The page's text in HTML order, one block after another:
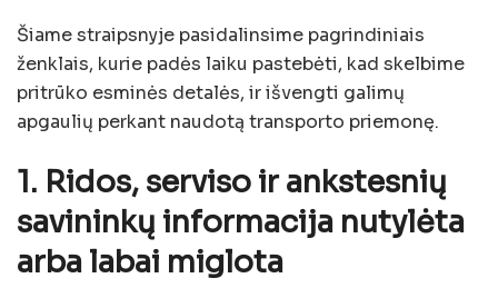
Šiame straipsnyje pasidalinsime pagrindiniais
ženklais, kurie padės laiku pastebėti, kad skelbime
pritrūko esminės detalės, ir išvengti galimų
apgaulių perkant naudotą transporto priemonę.
1. Ridos, serviso ir ankstesnių
savininkų informacija nutylėta
arba labai miglota